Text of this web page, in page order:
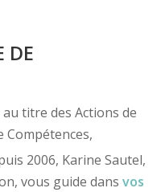
DE
au titre des Actions de
Compétences,
2006, Karine Sautel,
vous guide dans vos